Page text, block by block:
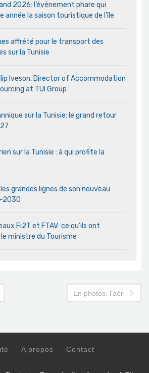
2026: l’événement phare qui
année la saison touristique de l’île
affrété pour le transport des
sur la Tunisie
Iveson, Director of Accommodation
at TUI Group
sur la Tunisie: le grand retour
sur la Tunisie : à qui profite la
grandes lignes de son nouveau
2030
Fi2T et FTAV: ce qu’ils ont
ministre du Tourisme
de vols des 4 continents programmés
En photos: l'aéroport
A propos Contact